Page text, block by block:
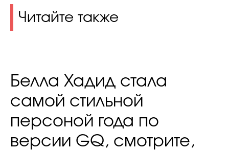
Читайте также
Белла Хадид стала
самой стильной
персоной года по
версии GQ, смотрите,